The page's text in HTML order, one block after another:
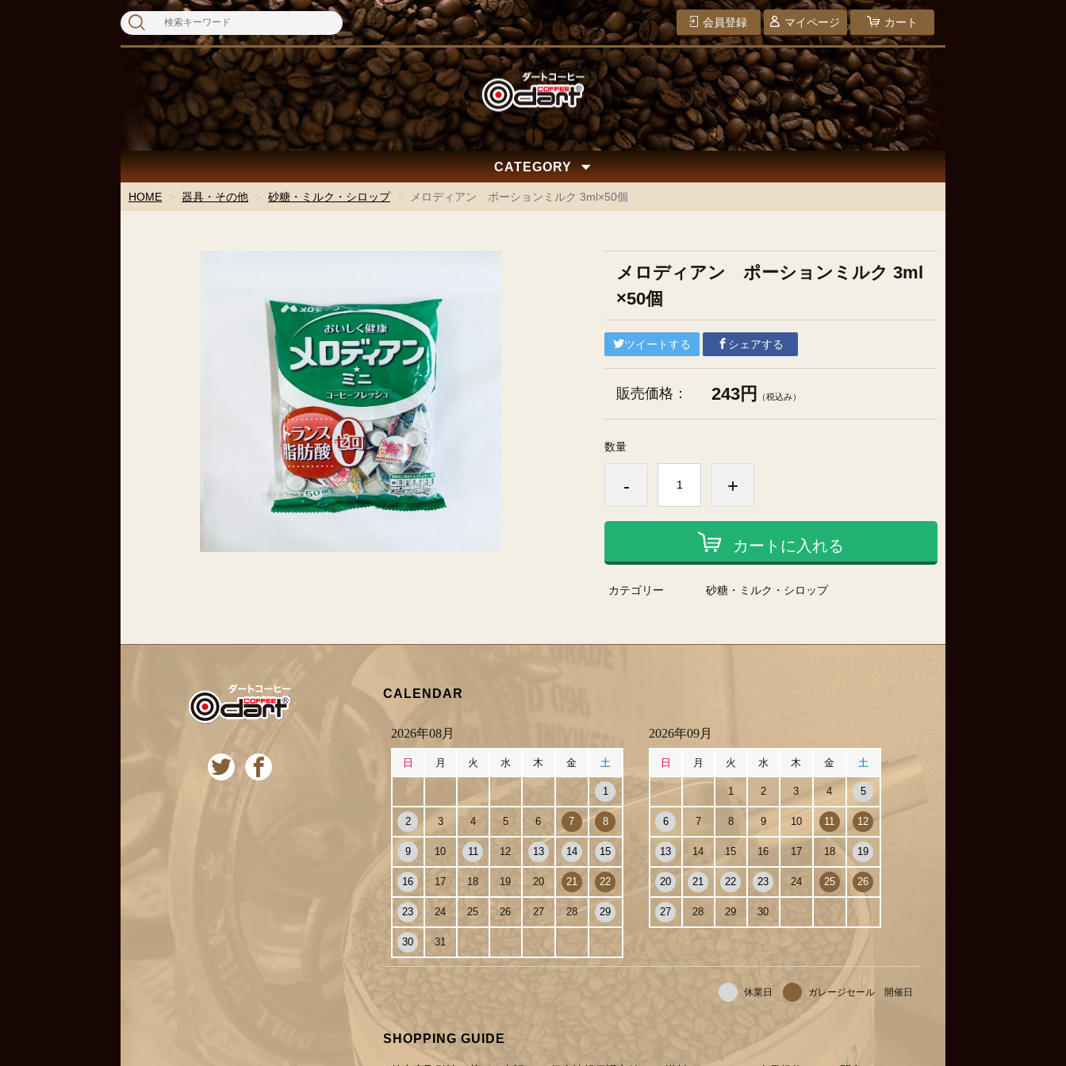
会員登録 マイページ カート
CATEGORY
HOME 器具・その他 砂糖・ミルク・シロップ メロディアン ポーションミルク 3ml×50個
メロディアン ポーションミルク 3ml
×50個
ツイートする シェアする
販売価格： 243円 （税込み）
数量
- +
カートに入れる
カテゴリー 砂糖・ミルク・シロップ
CALENDAR
2026年08月
日 月 火 水 木 金 土
1
2 3 4 5 6 7 8
9 10 11 12 13 14 15
16 17 18 19 20 21 22
23 24 25 26 27 28 29
30 31
2026年09月
日 月 火 水 木 金 土
1 2 3 4 5
6 7 8 9 10 11 12
13 14 15 16 17 18 19
20 21 22 23 24 25 26
27 28 29 30
休業日 ガレージセール 開催日
SHOPPING GUIDE